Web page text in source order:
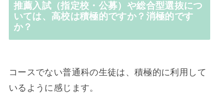
推薦入試（指定校・公募）や総合型選抜につ
いては、高校は積極的ですか？消極的です
か？
コースでない普通科の生徒は、積極的に利用して
いるように感じます。